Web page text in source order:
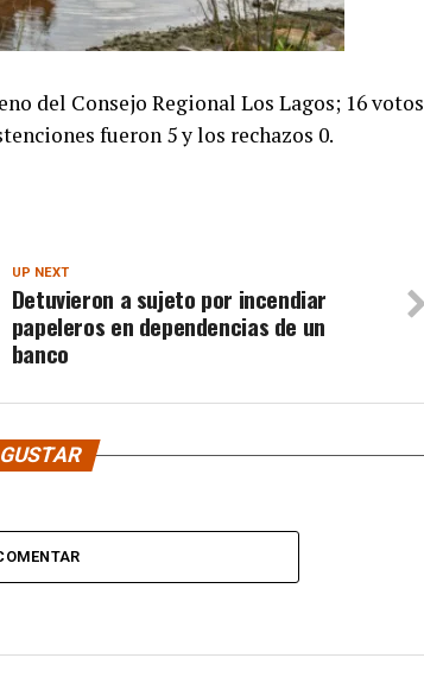
del Consejo Regional Los Lagos; 16 votos
fueron 5 y los rechazos 0.
UP NEXT
Detuvieron a sujeto por incendiar
papeleros en dependencias de un
banco